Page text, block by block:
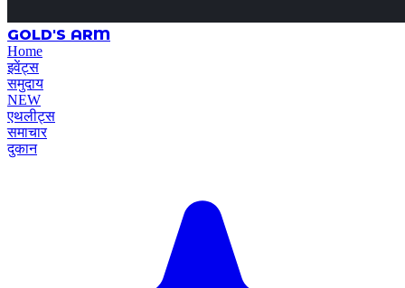
GOLD'S ARM
Home
इवेंट्स
समुदाय
NEW
एथलीट्स
समाचार
दुकान